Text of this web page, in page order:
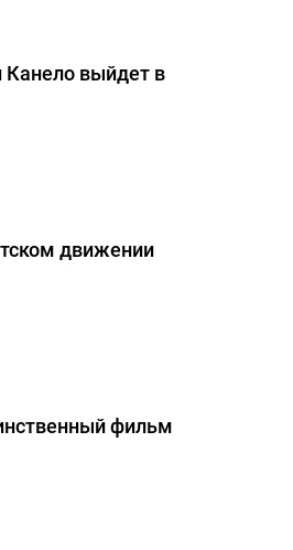
выйдет в
движении
фильм